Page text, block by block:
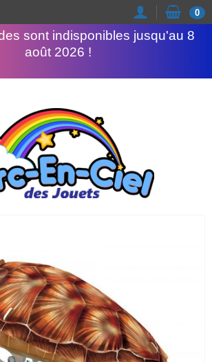
sont indisponibles jusqu'au 8
août 2026 !
0